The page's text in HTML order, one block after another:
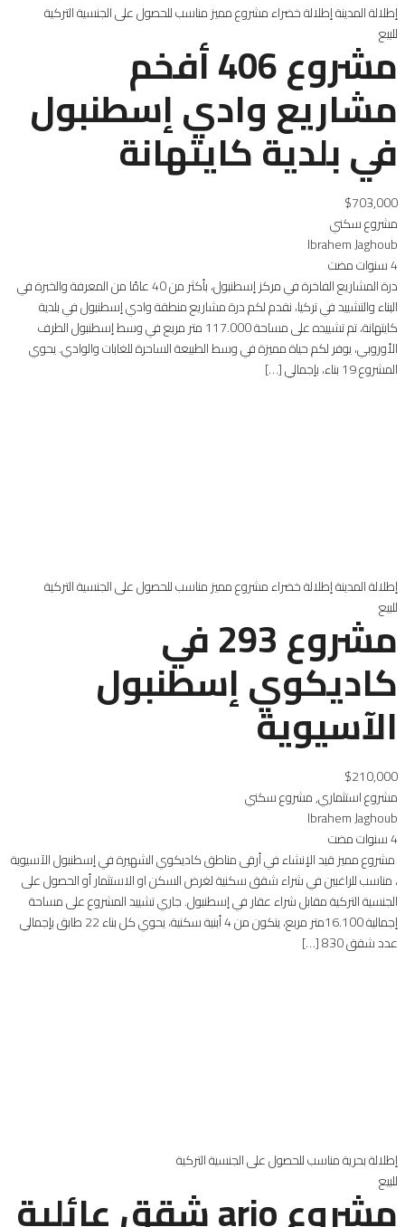
إطلالة المدينةإطلالة خضراءمشروع مميزمناسب للحصول على الجنسية التركية
للبيع
مشروع 406 أفخم
مشاريع وادي إسطنبول
في بلدية كايتهانة
$703,000
مشروع سكني
Ibrahem Jaghoub
4 سنوات مضت
درة المشاريع الفاخرة في مركز إسطنبول، بأكثر من 40 عامًا من المعرفة والخبرة في
البناء والتشييد في تركيا، نقدم لكم درة مشاريع منطقة وادي إسطنبول في بلدية
كايتهانة، تم تشييده على مساحة 117.000 متر مربع في وسط إسطنبول الطرف
الأوروبي، يوفر لكم حياة مميزة في وسط الطبيعة الساحرة للغابات والوادي. يحوي
المشروع 19 بناء، بإجمالي […]
إطلالة المدينةإطلالة خضراءمشروع مميزمناسب للحصول على الجنسية التركية
للبيع
مشروع 293 في
كاديكوي إسطنبول
الآسيوية
$210,000
مشروع استثماري,مشروع سكني
Ibrahem Jaghoub
4 سنوات مضت
مشروع مميز قيد الإنشاء في أرقى مناطق كاديكوي الشهيرة في إسطنبول الآسيوية
، مناسب للراغبين في شراء شقق سكنية لغرض السكن او الاستثمار أو الحصول على
الجنسية التركية مقابل شراء عقار في إسطنبول. جاري تشييد المشروع على مساحة
إجمالية 16.100متر مربع، يتكون من 4 أبنية سكنية، يحوي كل بناء 22 طابق بإجمالي
عدد شقق 830 […]
إطلالة بحريةمناسب للحصول على الجنسية التركية
للبيع
مشروع ario شقق عائلية